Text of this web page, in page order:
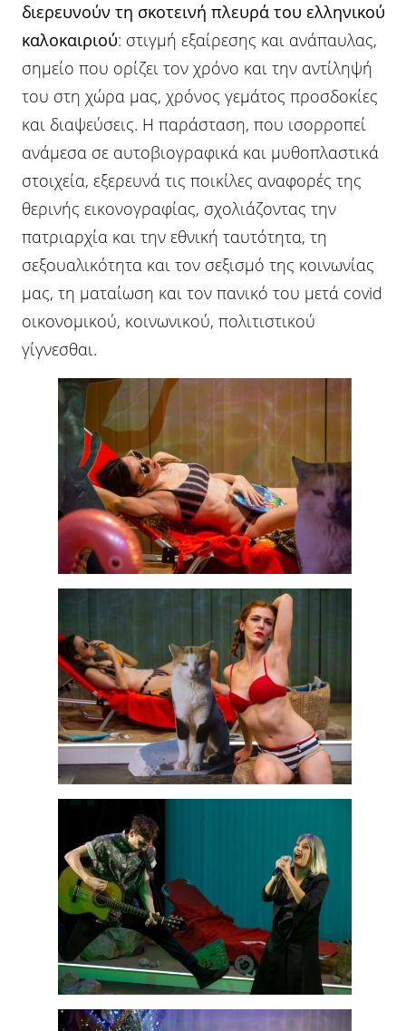
διερευνούν τη σκοτεινή πλευρά του ελληνικού
καλοκαιριού: στιγμή εξαίρεσης και ανάπαυλας,
σημείο που ορίζει τον χρόνο και την αντίληψή
του στη χώρα μας, χρόνος γεμάτος προσδοκίες
και διαψεύσεις. Η παράσταση, που ισορροπεί
ανάμεσα σε αυτοβιογραφικά και μυθοπλαστικά
στοιχεία, εξερευνά τις ποικίλες αναφορές της
θερινής εικονογραφίας, σχολιάζοντας την
πατριαρχία και την εθνική ταυτότητα, τη
σεξουαλικότητα και τον σεξισμό της κοινωνίας
μας, τη ματαίωση και τον πανικό του μετά covid
οικονομικού, κοινωνικού, πολιτιστικού
γίγνεσθαι.